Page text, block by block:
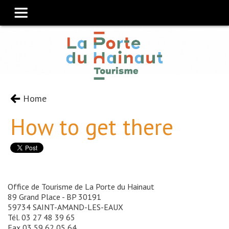
Home
How to get there
Office de Tourisme de La Porte du Hainaut
89 Grand Place - BP 30191
59734 SAINT-AMAND-LES-EAUX
Tél. 03 27 48 39 65